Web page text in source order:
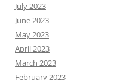
July 2023
June 2023
May 2023
April 2023
March 2023
February 2023